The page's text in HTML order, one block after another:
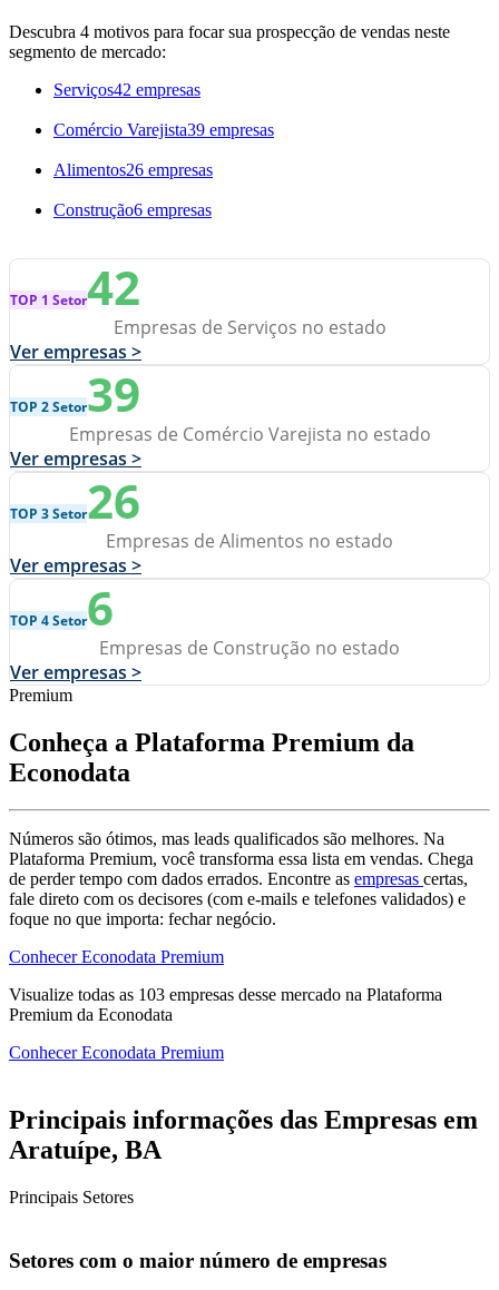
Descubra 4 motivos para focar sua prospecção de vendas neste
segmento de mercado:
Serviços42 empresas
Comércio Varejista39 empresas
Alimentos26 empresas
Construção6 empresas
TOP 1 Setor42
Empresas de Serviços no estado
Ver empresas >
TOP 2 Setor39
Empresas de Comércio Varejista no estado
Ver empresas >
TOP 3 Setor26
Empresas de Alimentos no estado
Ver empresas >
TOP 4 Setor6
Empresas de Construção no estado
Ver empresas >
Premium
Conheça a Plataforma Premium da
Econodata
Números são ótimos, mas leads qualificados são melhores. Na
Plataforma Premium, você transforma essa lista em vendas. Chega
de perder tempo com dados errados. Encontre as empresas certas,
fale direto com os decisores (com e-mails e telefones validados) e
foque no que importa: fechar negócio.
Conhecer Econodata Premium
Visualize todas as 103 empresas desse mercado na Plataforma
Premium da Econodata
Conhecer Econodata Premium
Principais informações das Empresas em
Aratuípe, BA
Principais Setores
Setores com o maior número de empresas